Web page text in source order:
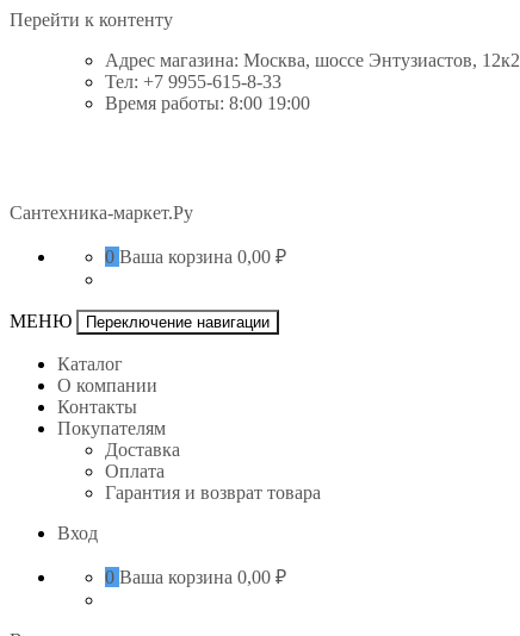
Перейти к контенту
Адрес магазина: Москва, шоссе Энтузиастов, 12к2
Тел: +7 9955-615-8-33
Время работы: 8:00 19:00
Сантехника-маркет.Ру
0 Ваша корзина 0,00 ₽
МЕНЮ Переключение навигации
Каталог
О компании
Контакты
Покупателям
Доставка
Оплата
Гарантия и возврат товара
Вход
0 Ваша корзина 0,00 ₽